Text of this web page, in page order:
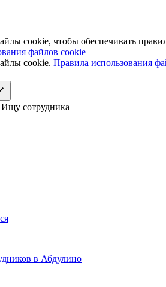
cookie, чтобы обеспечивать
файлов cookie
cookie. Правила использования
Ищу сотрудника
в Абдулино